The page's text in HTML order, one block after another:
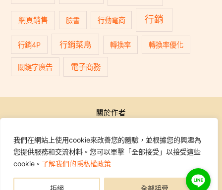
我們在網站上使用cookie來改善您的體驗，並根據您的興趣為
您提供服務和交流材料。您可以單擊「全部接受」以接受這些
cookie。 了解我們的隱私權政策
拒絕 全部接受
網頁銷售 臉書 行動電商 行銷
行銷4P 行銷菜鳥 轉換率 轉換率優化
關鍵字廣告 電子商務
關於作者
行銷學院
課程報名
學員專區